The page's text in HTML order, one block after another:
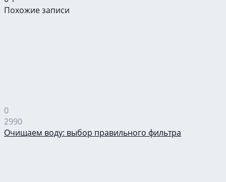
Похожие записи
0
2990
Очищаем воду: выбор правильного фильтра